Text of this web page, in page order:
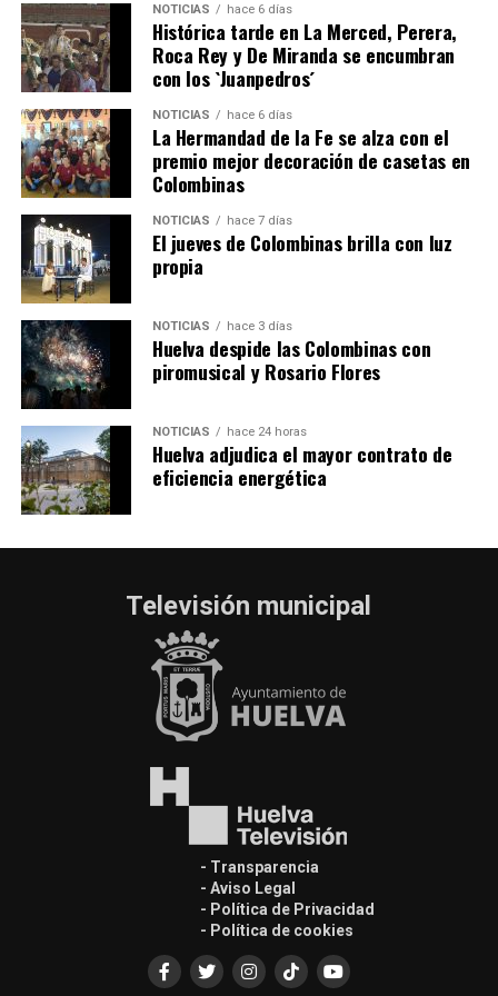
SEXTA CORRIDA DE LAS FIESTAS COLOMBINAS
2026
hace 3 días· Huelvatv
NOTICIAS hace 6 días
Histórica tarde en La Merced, Perera,
Roca Rey y De Miranda se encumbran
con los `Juanpedros´
NOTICIAS hace 6 días
La Hermandad de la Fe se alza con el
premio mejor decoración de casetas en
Colombinas
NOTICIAS hace 7 días
El jueves de Colombinas brilla con luz
propia
NOTICIAS hace 3 días
Huelva despide las Colombinas con
piromusical y Rosario Flores
NOTICIAS hace 24 horas
Huelva adjudica el mayor contrato de
eficiencia energética
Televisión municipal
- Transparencia
- Aviso Legal
- Política de Privacidad
- Política de cookies